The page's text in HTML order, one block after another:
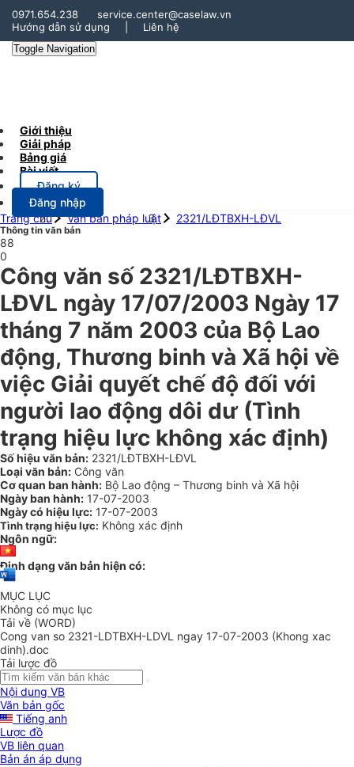
0971.654.238
service.center@caselaw.vn
Hướng dẫn sử dụng
Liên hệ
Toggle Navigation
Giới thiệu
Giải pháp
Bảng giá
Bài viết
Đăng ký
Đăng nhập
Trang chủ
Văn bản pháp luật 2321/LĐTBXH-LĐVL
Thông tin văn bản
88
0
Công văn số 2321/LĐTBXH-
LĐVL ngày 17/07/2003 Ngày 17
tháng 7 năm 2003 của Bộ Lao
động, Thương binh và Xã hội về
việc Giải quyết chế độ đối với
người lao động dôi dư (Tình
trạng hiệu lực không xác định)
Số hiệu văn bản: 2321/LĐTBXH-LĐVL
Loại văn bản: Công văn
Cơ quan ban hành: Bộ Lao động – Thương binh và Xã hội
Ngày ban hành: 17-07-2003
Ngày có hiệu lực: 17-07-2003
Tình trạng hiệu lực: Không xác định
Ngôn ngữ:
Định dạng văn bản hiện có:
MỤC LỤC
Không có mục lục
Tải về (WORD)
Cong van so 2321-LDTBXH-LDVL ngay 17-07-2003 (Khong xac
dinh).doc
Tải lược đồ
Nội dung VB
Văn bản gốc
Tiếng anh
Lược đồ
VB liên quan
Bản án áp dụng